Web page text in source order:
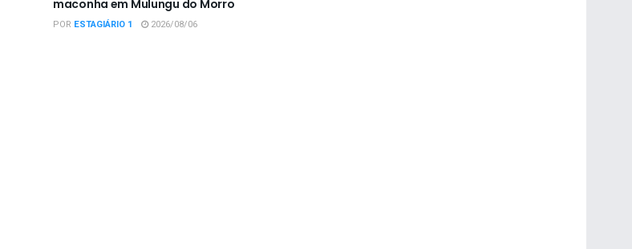
maconha em Mulungu do Morro
POR ESTAGIÁRIO 1 2026/08/06